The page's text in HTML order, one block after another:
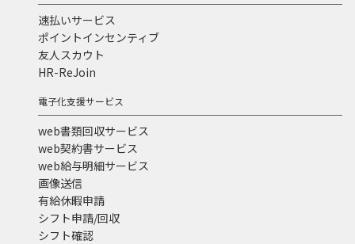
速払いサービス
ポイントインセンティブ
友人スカウト
HR-ReJoin
電子化支援サービス
web書類回収サービス
web契約書サービス
web給与明細サービス
画像送信
有給休暇申請
シフト申請/回収
シフト確認